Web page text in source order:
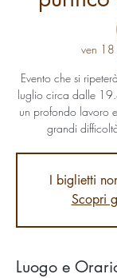
ven 18
Evento che si
luglio circa dalle
un profondo lavoro
grandi
I biglietti
Scopri
Luogo e